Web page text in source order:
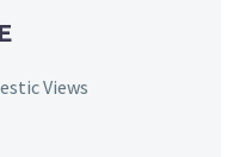
Views